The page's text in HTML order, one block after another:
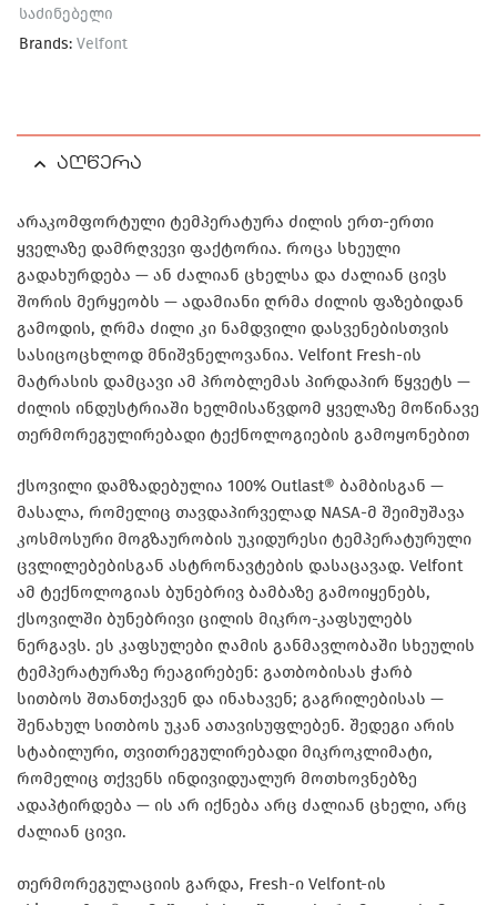
საძინებელი
Brands: Velfont
აღწერა
არაკომფორტული ტემპერატურა ძილის ერთ-ერთი
ყველაზე დამრღვევი ფაქტორია. როცა სხეული
გადახურდება — ან ძალიან ცხელსა და ძალიან ცივს
შორის მერყეობს — ადამიანი ღრმა ძილის ფაზებიდან
გამოდის, ღრმა ძილი კი ნამდვილი დასვენებისთვის
სასიცოცხლოდ მნიშვნელოვანია. Velfont Fresh-ის
მატრასის დამცავი ამ პრობლემას პირდაპირ წყვეტს —
ძილის ინდუსტრიაში ხელმისაწვდომ ყველაზე მოწინავე
თერმორეგულირებადი ტექნოლოგიების გამოყონებით
ქსოვილი დამზადებულია 100% Outlast® ბამბისგან —
მასალა, რომელიც თავდაპირველად NASA-მ შეიმუშავა
კოსმოსური მოგზაურობის უკიდურესი ტემპერატურული
ცვლილებებისგან ასტრონავტების დასაცავად. Velfont
ამ ტექნოლოგიას ბუნებრივ ბამბაზე გამოიყენებს,
ქსოვილში ბუნებრივი ცილის მიკრო-კაფსულებს
ნერგავს. ეს კაფსულები ღამის განმავლობაში სხეულის
ტემპერატურაზე რეაგირებენ: გათბობისას ჭარბ
სითბოს შთანთქავენ და ინახავენ; გაგრილებისას —
შენახულ სითბოს უკან ათავისუფლებენ. შედეგი არის
სტაბილური, თვითრეგულირებადი მიკროკლიმატი,
რომელიც თქვენს ინდივიდუალურ მოთხოვნებზე
ადაპტირდება — ის არ იქნება არც ძალიან ცხელი, არც
ძალიან ცივი.
თერმორეგულაციის გარდა, Fresh-ი Velfont-ის